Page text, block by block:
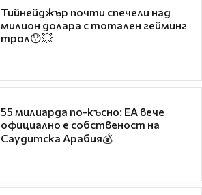
Тийнейджър почти спечели над
милион долара с тотален гейминг
трол😯💥
55 милиарда по-късно: EA вече
официално е собственост на
Саудитска Арабия💰